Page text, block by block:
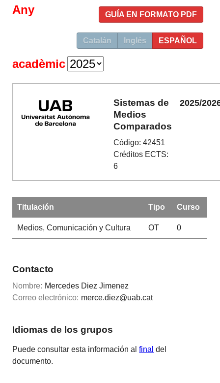
GUÍA EN FORMATO PDF
Catalán Inglés ESPAÑOL
Any
acadèmic
Sistemas de
Medios
Comparados
Código: 42451
Créditos ECTS:
6
2025/
Titulación Tipo Curso
Medios, Comunicación y Cultura OT 0
Contacto
Nombre: Mercedes Diez Jimenez
Correo electrónico: merce.diez@uab.cat
Idiomas de los grupos
Puede consultar esta información alfinal del
documento.